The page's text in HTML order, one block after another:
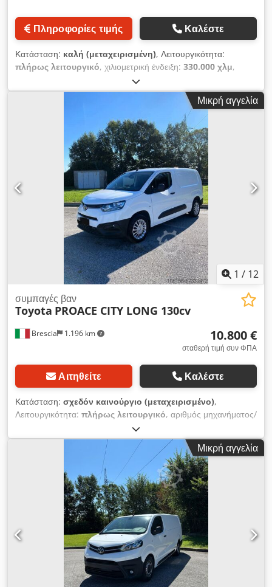
Πληροφορίες τιμής Καλέστε
Κατάσταση: καλή (μεταχειρισμένη), Λειτουργικότητα:
πλήρως λειτουργικό, χιλιομετρική ένδειξη: 330.000 χλμ,
, χρώμα:
μηχανικός, κατηγορία εκπομπών:Euro 5, Έτος κατασκευής:
, Μεταχειρισμένο
φορτηγό Mercedes-Benz Citan κλειστό βαν, πρώτη άδεια
κυκλοφορίας 2004, χειροκίνητο κιβώτιο ταχυτήτων, συνολικό
μήκος 4.300 mm, μικτό βάρος 1.950 kg, ωφέλιμο φορτίο 520
kg, κλιματισμός, ABS, Euro5 B, ηλεκτρικοί καθρέφτες και
παράθυρα, ραδιόφωνο, 330.000 χλμ, καλή κατάσταση. Dsdpfx
Ajuiy Nasldjck
Μικρή αγγελία
1 / 12
Brescia 1.196 km
συμπαγές βαν
Toyota PROACE CITY LONG 130cv
10.800 €
σταθερή τιμή συν ΦΠΑ
Αιτηθείτε Καλέστε
Κατάσταση: σχεδόν καινούργιο (μεταχειρισμένο),
Λειτουργικότητα: πλήρως λειτουργικό, αριθμός μηχανήματος/
YAREFYHZJGJ928035
χλμ, ισχύς:95,61 kW (129,99 ίππους), τύπος καυσίμου:
, μέγεθος ελαστικού: 205/60 R16 96U , ενεργειακή
λευκό , τύπος μετάδοσης:μηχανικός
κατηγορία εκπομπών: Euro 6, αριθμός θέσεων:3, όγκος
χώρου φόρτωσης:2,7 m³, μήκος χώρου φόρτωσης:
, πλάτος χώρου φόρτωσης:1.200 χιλ., ύψος χώρου
1.200 χιλ., Έτος κατασκευής:2020, αριθμός
προηγούμενων ιδιοκτητών:1, Εξοπλισμός:ABS, αερόσακος,
αισθητήρες στάθμευσης, ηλεκτρονικό πρόγραμμα
ευστάθειας (ESP), κεντρικό κλείδωμα, κλιματισμός,
προβολείς ομίχλης, συρόμενη πόρτα , ΤΙΜΗ ΧΩΡΙΣ ΦΠΑ.
ΤΟ ΟΧΗΜΑ ΕΙΝΑΙ ΣΕ ΑΡΙΣΤΗ ΚΑΤΑΣΤΑΣΗ, ΟΛΕΣ ΟΙ
Μικρή αγγελία